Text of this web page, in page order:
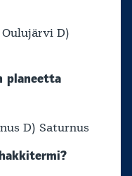
D)
planeetta
D) Saturnus